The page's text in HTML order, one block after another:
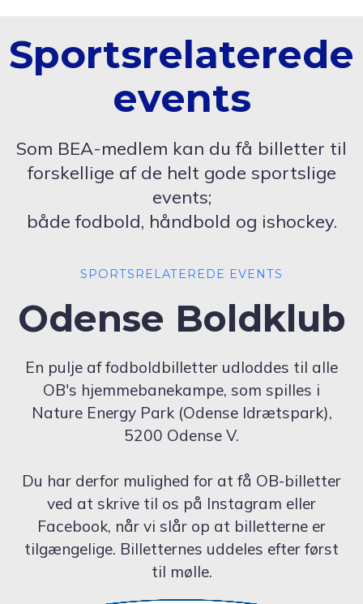
Sportsrelaterede
events
Som BEA-medlem kan du få billetter til
forskellige af de helt gode sportslige
events;
både fodbold, håndbold og ishockey.
SPORTSRELATEREDE EVENTS
Odense Boldklub
En pulje af fodboldbilletter udloddes til alle
OB's hjemmebanekampe, som spilles i
Nature Energy Park (Odense Idrætspark),
5200 Odense V.
Du har derfor mulighed for at få OB-billetter
ved at skrive til os på Instagram eller
Facebook, når vi slår op at billetterne er
tilgængelige. Billetternes uddeles efter først
til mølle.